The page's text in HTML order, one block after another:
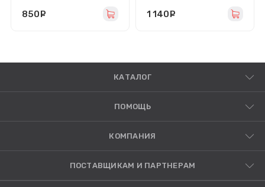
850 1 140
КАТАЛОГ
ПОМОЩЬ
КОМПАНИЯ
ПОСТАВЩИКАМ И ПАРТНЕРАМ